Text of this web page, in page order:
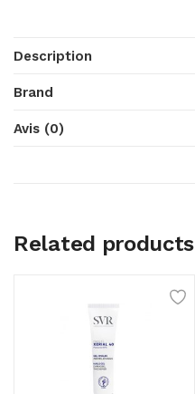
Description
Brand
Avis (0)
Related products